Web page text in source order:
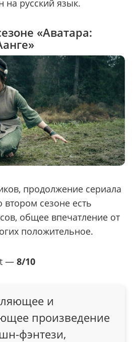
на русский язык.
«Аватара:
продолжение сериала
втором сезоне есть
общее впечатление от
положительное.
— 8/10
и
произведение
фэнтези,